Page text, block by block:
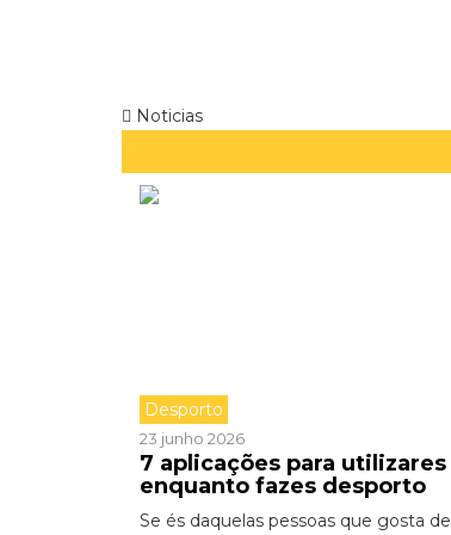
Noticias
Desporto
23 junho 2026
7 aplicações para utilizares
enquanto fazes desporto
Se és daquelas pessoas que gosta de